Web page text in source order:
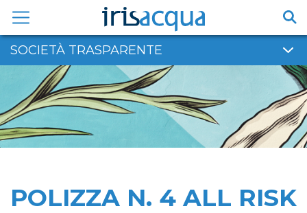
contenuto
SOCIETÀ TRASPARENTE
POLIZZA N. 4 ALL RISK